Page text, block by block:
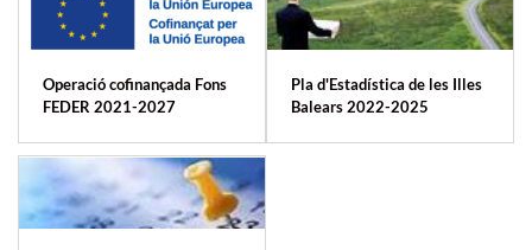
Operació cofinançada Fons
FEDER 2021-2027
Pla d'Estadística de les Illes
Balears 2022-2025